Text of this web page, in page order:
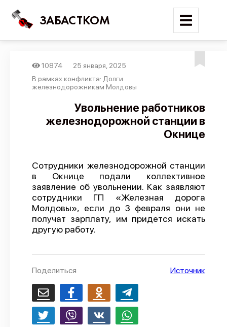
ЗАБАСТКОМ
Войти
Поиск
Новости
Отчеты
Предложить публикацию
Справочник
API
10874
25 января, 2025
В рамках конфликта: Долги
железнодорожникам Молдовы
Увольнение работников
железнодорожной станции в
Окнице
Сотрудники железнодорожной станции
в Окнице подали коллективное
заявление об увольнении. Как заявляют
сотрудники ГП «Железная дорога
Молдовы», если до 3 февраля они не
получат зарплату, им придется искать
другую работу.
Поделиться Источник